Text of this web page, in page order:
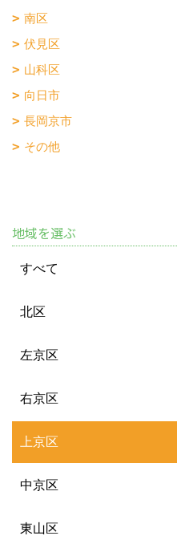
南区
伏見区
山科区
向日市
長岡京市
その他
地域を選ぶ
すべて
北区
左京区
右京区
上京区
中京区
東山区